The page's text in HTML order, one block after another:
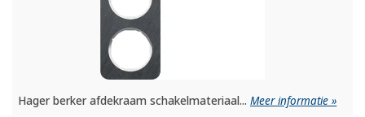
Hager berker afdekraam schakelmateriaal...Meer informatie »